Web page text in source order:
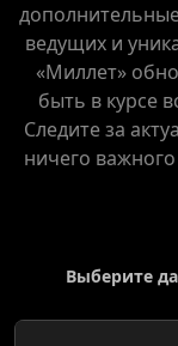
ведущих и
«Миллет»
быть в курсе
Следите за
ничего
Выберите